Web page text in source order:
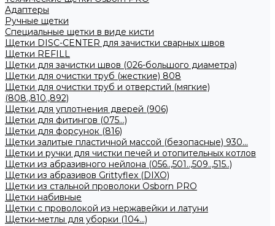
Адаптеры
Ручные щетки
Специальные щетки в виде кисти
Щетки DISC-CENTER для зачистки сварных швов
Щетки REFILL
Щетки для зачистки швов (026-большого диаметра)
Щетки для очистки труб (жесткие) 808
Щетки для очистки труб и отверстий (мягкие)
(808.,810.,892)
Щетки для уплотнения дверей (906)
Щетки для фитингов (075...)
Щетки для форсунок (816)
Щетки залитые пластичной массой (безопасные) 930...
Щетки и ручки для чистки печей и отопительных котлов
Щетки из абразивного нейлона (056..,501..,509..,515..)
Щетки из абразивов Grittyflex (DIXO)
Щетки из стальной проволоки Osborn PRO
Щетки набивные
Щетки с проволокой из нержавейки и латуни
Щетки-метлы для уборки (104...)